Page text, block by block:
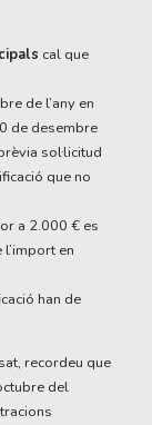
cal que
de l’any en
de desembre
sol·licitud
que no
a 2.000 € es
en
han de
recordeu que
del